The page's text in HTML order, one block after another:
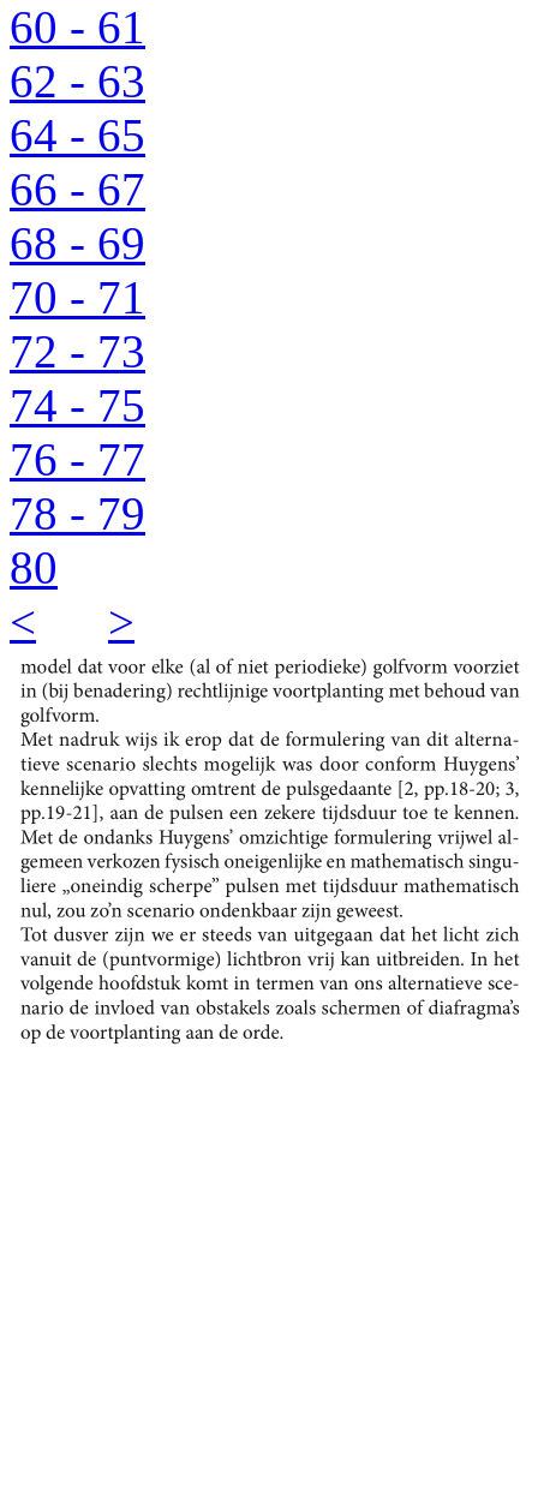
60 - 61
62 - 63
64 - 65
66 - 67
68 - 69
70 - 71
72 - 73
74 - 75
76 - 77
78 - 79
80
<
>